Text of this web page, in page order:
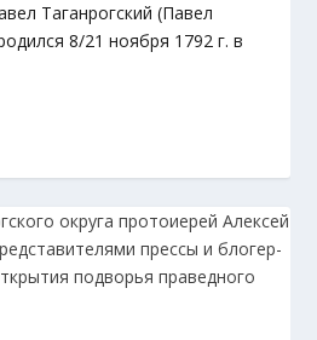
Таганрогский (Павел
8/21 ноября 1792 г. в